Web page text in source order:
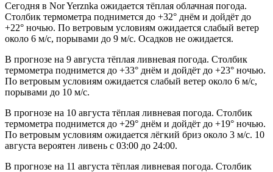
Сегодня в Nor Yerznka ожидается тёплая облачная погода.
Столбик термометра поднимется до +32° днём и дойдёт до
+22° ночью. По ветровым условиям ожидается слабый ветер
около 6 м/с, порывами до 9 м/с. Осадков не ожидается.
В прогнозе на 9 августа тёплая ливневая погода. Столбик
термометра поднимется до +33° днём и дойдёт до +23° ночью.
По ветровым условиям ожидается слабый ветер около 6 м/с,
порывами до 10 м/с.
В прогнозе на 10 августа тёплая ливневая погода. Столбик
термометра поднимется до +29° днём и дойдёт до +19° ночью.
По ветровым условиям ожидается лёгкий бриз около 3 м/с. 10
августа вероятен ливень с 03:00 до 24:00.
В прогнозе на 11 августа тёплая ливневая погода. Столбик